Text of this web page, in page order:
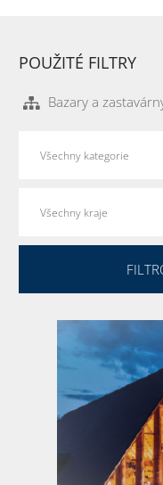
POUŽITÉ FILTRY
Bazary a